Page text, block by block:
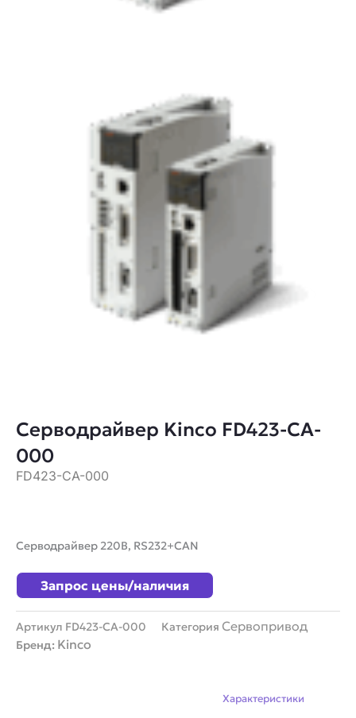
Серводрайвер Kinco FD423-CA-
000
FD423-CA-000
Серводрайвер 220В, RS232+CAN
Запрос цены/наличия
Артикул FD423-CA-000 Категория Сервопривод
Бренд: Kinco
Характеристики